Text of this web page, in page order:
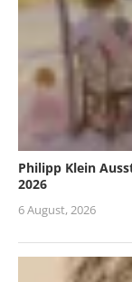
Philipp Klein
2026
6 August, 2026